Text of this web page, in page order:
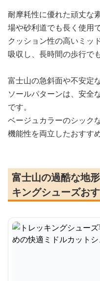
耐摩耗性に優れた頑丈な
場や砂利道でも長く使用
クッション性の高いミッ
吸収し、長時間の歩行で
富士山の急斜面や不安定
ソールパターンは、安全
です。
ベージュカラーのシック
機能性を両立したおすす
富士山の過酷な地
キングシューズお